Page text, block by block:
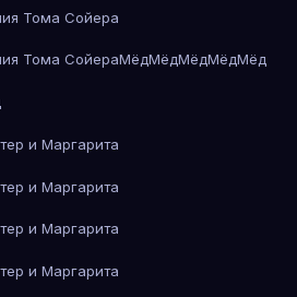
Тома Сойера
Тома СойераМёдМёдМёдМёдМёд
и Маргарита
и Маргарита
и Маргарита
и Маргарита